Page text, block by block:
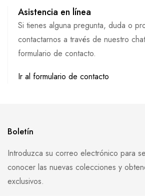
Asistencia en línea
Si tienes alguna pregunta, duda o
contactarnos a través de nuestro
formulario de contacto.
Ir al formulario de contacto
Boletín
Introduzca su correo electrónico para
conocer las nuevas colecciones y
exclusivos.